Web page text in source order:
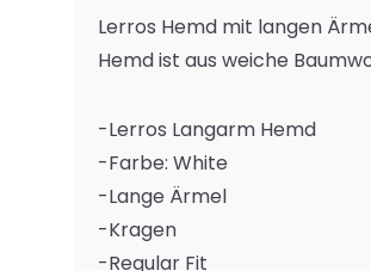
Lerros Hemd mit langen
Hemd ist aus weiche
-Lerros Langarm Hemd
-Farbe: White
-Lange Ärmel
-Kragen
-Regular Fit